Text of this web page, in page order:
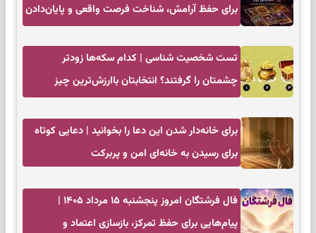
برای حفظ آرامش، شناخت فرصت واقعی و پایان‌دادن
تست شخصیت شناسی | کدام سکه‌ها زودتر
چشمتان را گرفتند؟ انتخابتان باارزش‌ترین چیز
برای خانه‌دار شدن این دعا را بخوانید | دعایی کوتاه
برای رسیدن به خانه‌ای امن و پربرکت
فال فرشتگان امروز پنجشنبه ۱۵ مرداد ۱۴۰۵ |
پیام‌هایی برای حفظ تمرکز، بازسازی اعتماد و